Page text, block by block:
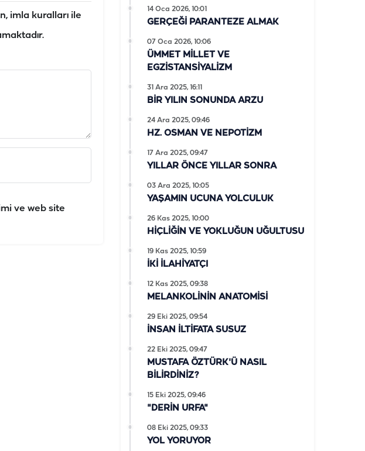
imla kuralları ile
ve web site
GERÇEĞİ PARANTEZE ALMAK
14 Oca 2026, 10:01
ÜMMET MİLLET VE
EGZİSTANSİYALİZM
07 Oca 2026, 10:06
BİR YILIN SONUNDA ARZU
31 Ara 2025, 16:11
HZ. OSMAN VE NEPOTİZM
24 Ara 2025, 09:46
YILLAR ÖNCE YILLAR SONRA
17 Ara 2025, 09:47
YAŞAMIN UCUNA YOLCULUK
03 Ara 2025, 10:05
HİÇLİĞİN VE YOKLUĞUN UĞULTUSU
26 Kas 2025, 10:00
İKİ İLAHİYATÇI
19 Kas 2025, 10:59
MELANKOLİNİN ANATOMİSİ
12 Kas 2025, 09:38
İNSAN İLTİFATA SUSUZ
29 Eki 2025, 09:54
MUSTAFA ÖZTÜRK'Ü NASIL
BİLİRDİNİZ?
22 Eki 2025, 09:47
"DERİN URFA"
15 Eki 2025, 09:46
YOL YORUYOR
08 Eki 2025, 09:33